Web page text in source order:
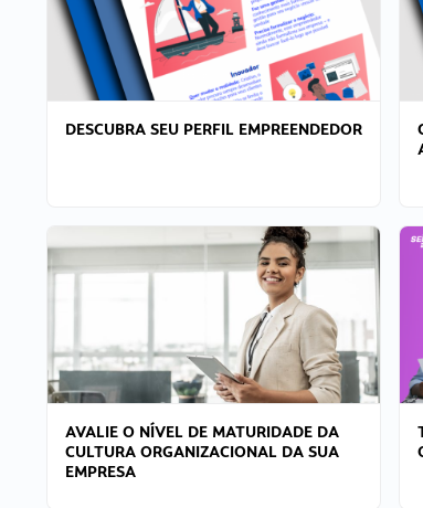
DESCUBRA SEU PERFIL EMPREENDEDOR
AVALIE O NÍVEL DE MATURIDADE DA
CULTURA ORGANIZACIONAL DA SUA
EMPRESA